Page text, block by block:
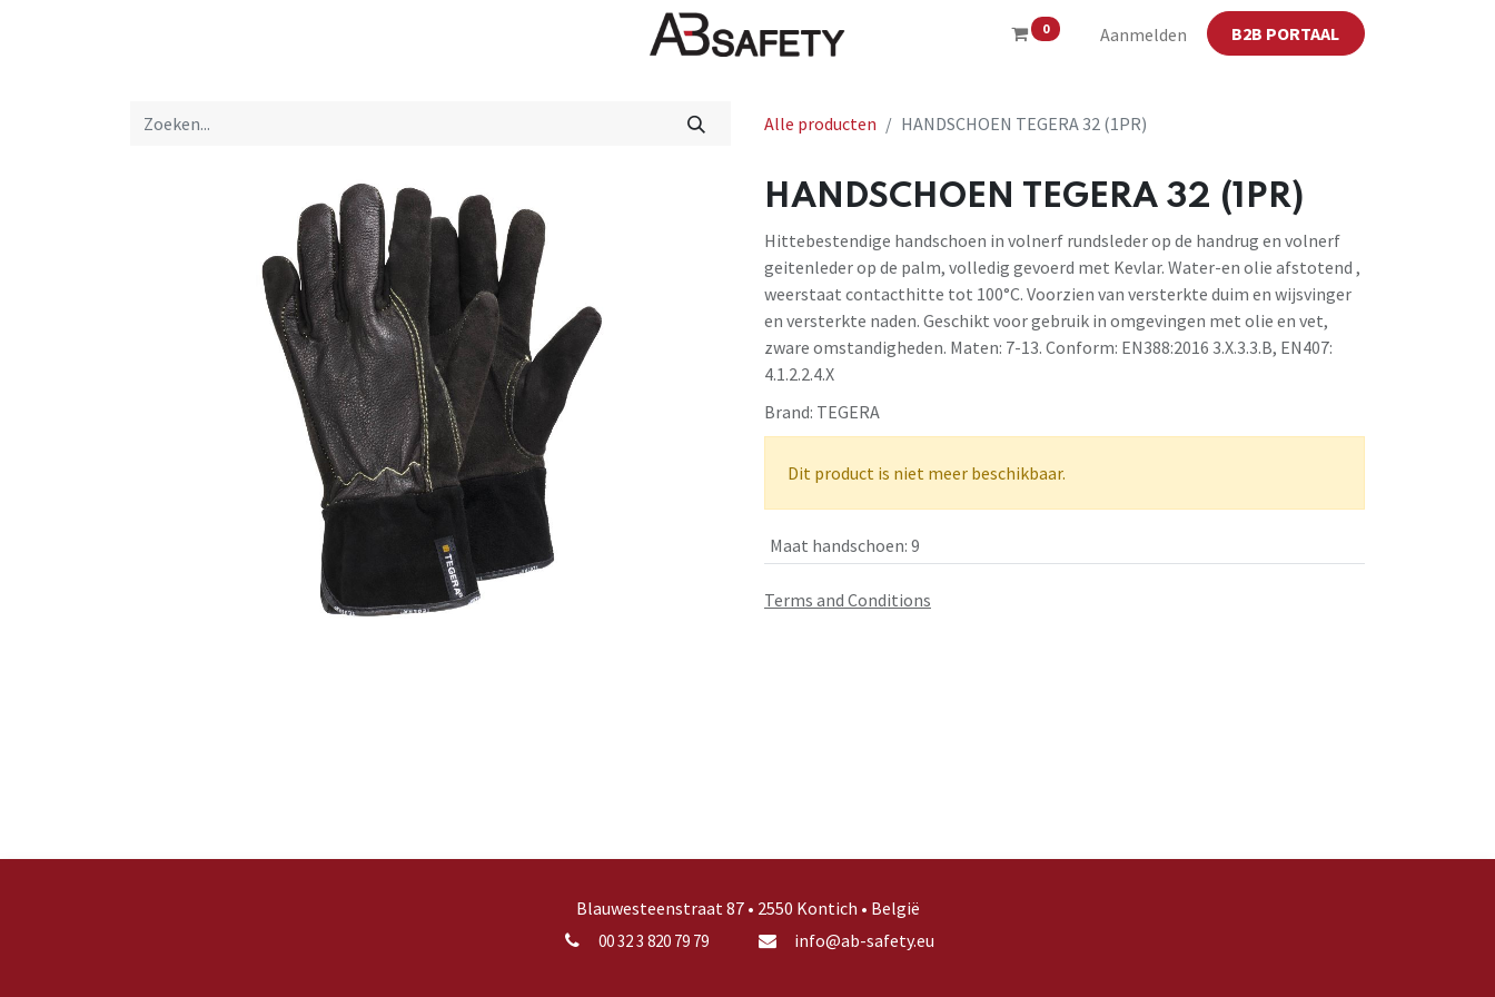
0 Aanmelden B2B PORTAAL
Winkel CE
Alle producten HANDSCHOEN TEGERA 32 (1PR)
HANDSCHOEN TEGERA 32 (1PR)
Hittebestendige handschoen in volnerf rundsleder op de handrug en volnerf
geitenleder op de palm, volledig gevoerd met Kevlar. Water-en olie afstotend ,
weerstaat contacthitte tot 100°C. Voorzien van versterkte duim en wijsvinger
en versterkte naden. Geschikt voor gebruik in omgevingen met olie en vet,
zware omstandigheden. Maten: 7-13. Conform: EN388:2016 3.X.3.3.B, EN407:
4.1.2.2.4.X
Brand: TEGERA
Dit product is niet meer beschikbaar.
Maat handschoen: 9
Terms and Conditions
Blauwesteenstraat 87 • 2550 Kontich • België
00 32 3 820 79 79 info@ab-safety.eu